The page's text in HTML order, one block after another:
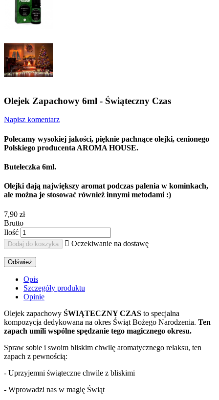
Olejek Zapachowy 6ml - Świąteczny Czas
Napisz komentarz
Polecamy wysokiej jakości, pięknie pachnące olejki, cenionego
Polskiego producenta AROMA HOUSE.
Buteleczka 6ml.
Olejki dają największy aromat podczas palenia w kominkach,
ale można je stosować również innymi metodami :)
7,90 zł
Brutto
Ilość
Dodaj do koszyka  Oczekiwanie na dostawę
Opis
Szczegóły produktu
Opinie
Olejek zapachowy ŚWIĄTECZNY CZAS to specjalna
kompozycja dedykowana na okres Świąt Bożego Narodzenia. Ten
zapach umili wspólne spędzanie tego magicznego okresu.
Spraw sobie i swoim bliskim chwilę aromatycznego relaksu, ten
zapach z pewnością:
- Uprzyjemni świąteczne chwile z bliskimi
- Wprowadzi nas w magię Świąt